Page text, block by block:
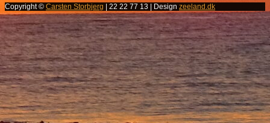
Copyright © Carsten Storbjerg | 22 22 77 13 | Design zeeland.dk